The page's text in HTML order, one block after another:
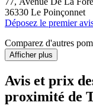
36330 Le Poinçonnet
Déposez le premier
Comparez d'autres
Afficher plus
Avis et prix
proximité de